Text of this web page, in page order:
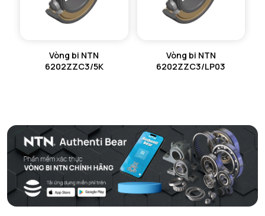
Vòng bi NTN
6202ZZC3/5K
Vòng bi NTN
6202ZZC3/LP03